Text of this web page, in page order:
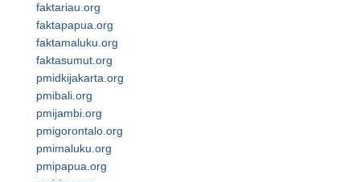
faktariau.org
faktapapua.org
faktamaluku.org
faktasumut.org
pmidkijakarta.org
pmibali.org
pmijambi.org
pmigorontalo.org
pmimaluku.org
pmipapua.org